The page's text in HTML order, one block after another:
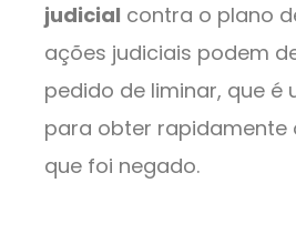
judicial contra o plano
ações judiciais podem
pedido de liminar, que é
para obter
que foi negado.